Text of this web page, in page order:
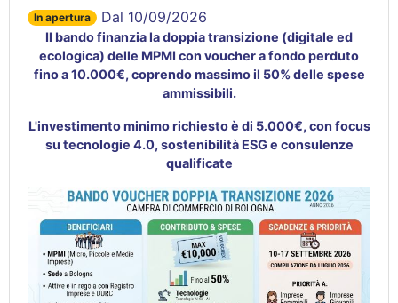
In apertura Dal 10/09/2026
Il bando finanzia la doppia transizione (digitale ed
ecologica) delle MPMI con voucher a fondo perduto
fino a 10.000€, coprendo massimo il 50% delle spese
ammissibili.
L'investimento minimo richiesto è di 5.000€, con focus
su tecnologie 4.0, sostenibilità ESG e consulenze
qualificate